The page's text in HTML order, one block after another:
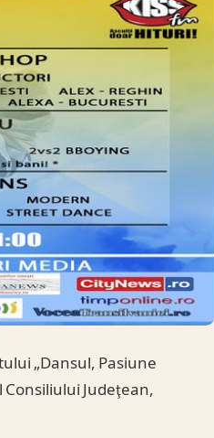
„Dansul, Pasiune
Judeţean,